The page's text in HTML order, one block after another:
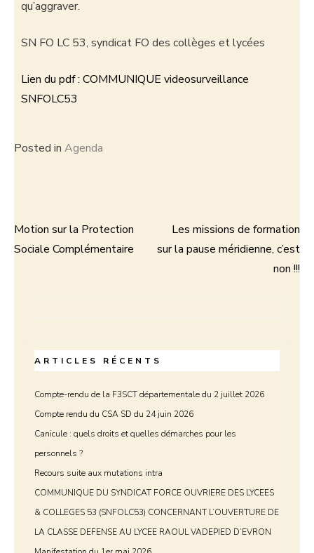
qu’aggraver.
SN FO LC 53, syndicat FO des collèges et lycées
Lien du pdf : COMMUNIQUE videosurveillance
SNFOLC53
Posted in Agenda
Motion sur la Protection
Sociale Complémentaire
Les missions de formation
sur la pause méridienne, c’est
non !!!
ARTICLES RÉCENTS
Compte-rendu de la F3SCT départementale du 2 juillet 2026
Compte rendu du CSA SD du 24 juin 2026
Canicule : quels droits et quelles démarches pour les
personnels ?
Recours suite aux mutations intra
COMMUNIQUE DU SYNDICAT FORCE OUVRIERE DES LYCEES
& COLLEGES 53 (SNFOLC53) CONCERNANT L’OUVERTURE DE
LA CLASSE DEFENSE AU LYCEE RAOUL VADEPIED D’EVRON